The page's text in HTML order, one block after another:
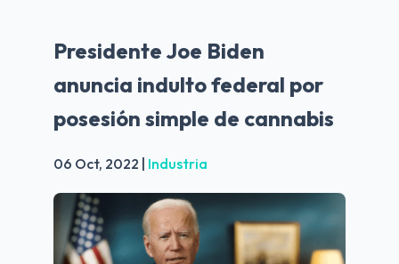
Presidente Joe Biden
anuncia indulto federal por
posesión simple de cannabis
06 Oct, 2022 | Industria